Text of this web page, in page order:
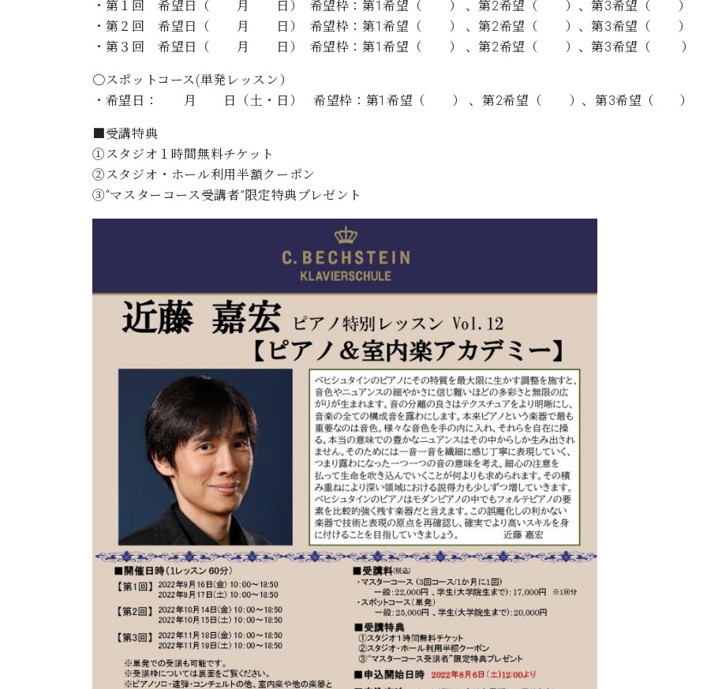
・第１回 希望日（ 月 日） 希望枠：第1希望（ ） 、第2希望（ ）、第3希望（ ）
・第２回 希望日（ 月 日） 希望枠：第1希望（ ） 、第2希望（ ）、第3希望（ ）
・第３回 希望日（ 月 日） 希望枠：第1希望（ ） 、第2希望（ ）、第3希望（ ）
〇スポットコース(単発レッスン）
・希望日： 月 日（土・日） 希望枠：第1希望（ ） 、第2希望（ ）、第3希望（ ）
■受講特典
①スタジオ１時間無料チケット
②スタジオ・ホール利用半額クーポン
③“マスターコース受講者”限定特典プレゼント